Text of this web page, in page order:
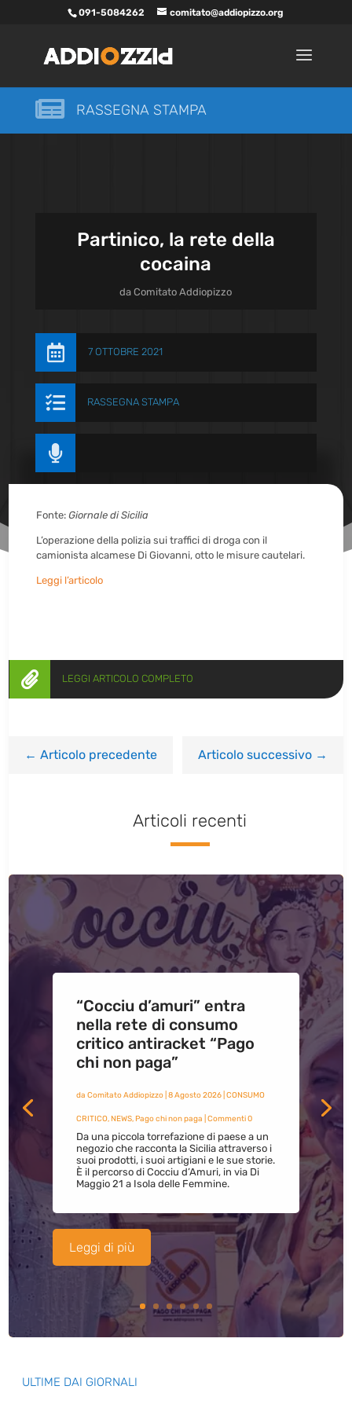
091-5084262 comitato@addiopizzo.org
 RASSEGNA STAMPA
Partinico, la rete della
cocaina
daComitato Addiopizzo
 7 OTTOBRE 2021
 RASSEGNA STAMPA

Fonte:Giornale di Sicilia
L’operazione della polizia sui traffici di droga con il
camionista alcamese Di Giovanni, otto le misure cautelari.
Leggi l’articolo
 LEGGI ARTICOLO COMPLETO
←Articolo precedente Articolo successivo→
Articoli recenti
“Cocciu d’amuri” entra
nella rete di consumo
critico antiracket “Pago
chi non paga”
da Comitato Addiopizzo| 8 Agosto 2026| CONSUMO
CRITICO,NEWS,Pago chi non paga | Commenti 0
Da una piccola torrefazione di paese a un
negozio che racconta la Sicilia attraverso i
suoi prodotti, i suoi artigiani e le sue storie.
È il percorso di Cocciu d’Amuri, in via Di
Maggio 21 a Isola delle Femmine.
Leggi di più
ULTIME DAI GIORNALI